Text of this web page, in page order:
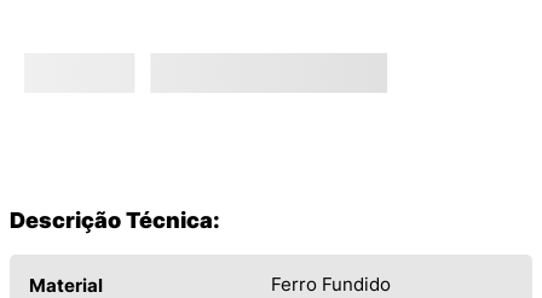
Descrição Técnica:
Material Ferro Fundido